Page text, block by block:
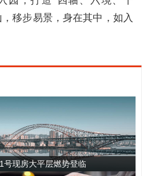
移步易景，身在其中，如入
号现房大平层燃势登临